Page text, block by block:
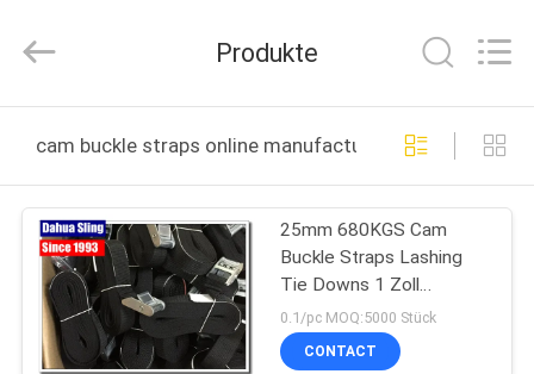
PRODUKTE
ÜBER
UNS
Rights
by
Produkte
cam buckle straps online manufacture
25mm 680KGS Cam
Buckle Straps Lashing
Tie Downs 1 Zoll
Verschleißfestigkeit
0.1/pc MOQ:5000 Stück
CONTACT